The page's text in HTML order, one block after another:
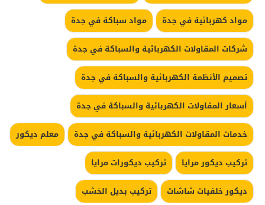
مواد كهربائية في جدة
مواد سباكة في جدة
شركات المقاولات الكهربائية والسباكة في جدة
تصميم الأنظمة الكهربائية والسباكة في جدة
أسعار المقاولات الكهربائية والسباكة في جدة
خدمات المقاولات الكهربائية والسباكة في جدة
معلم ديكور
تركيب ديكور مرايا
تركيب ديكورات مرايا
ديكور خلفيات شاشات
تركيب بديل الخشب